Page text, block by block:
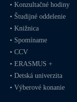
• Konzultačné hodiny
• Študijné oddelenie
• Knižnica
• Spomíname
•CCV
•ERASMUS +
•Detská univerzita
•Výberové konanie